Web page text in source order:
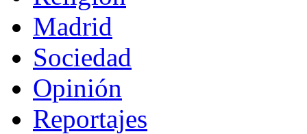
Madrid
Sociedad
Opinión
Reportajes